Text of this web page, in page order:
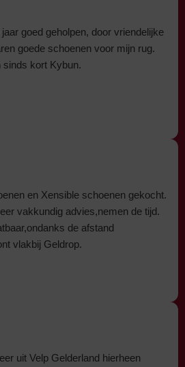
goed geholpen, door vriendelijke
goede schoenen voor mijn rug.
sinds kort Kybun.
en Xensible schoenen gekocht.
vakkundig advies,nemen de tijd.
de afstand
vlakbij Geldrop.
uit Velp Gelderland hierheen